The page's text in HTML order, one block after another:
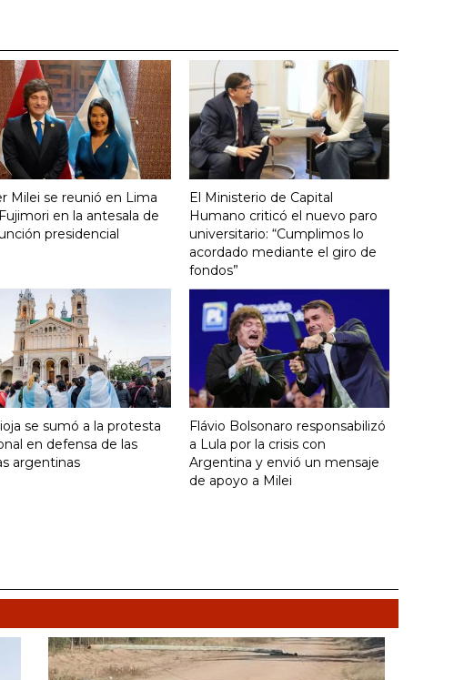
Milei se reunió en Lima
en la antesala de
presidencial
El Ministerio de Capital
Humano criticó el nuevo paro
universitario: “Cumplimos lo
acordado mediante el giro de
fondos”
se sumó a la protesta
en defensa de las
argentinas
Flávio Bolsonaro responsabilizó
a Lula por la crisis con
Argentina y envió un mensaje
de apoyo a Milei